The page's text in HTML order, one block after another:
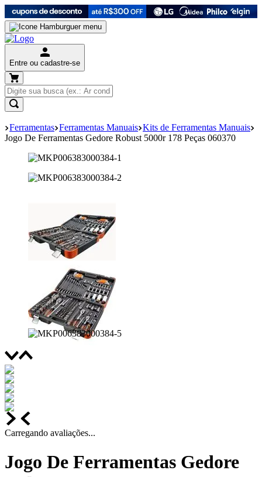
Entre ou cadastre-se
Ferramentas Ferramentas Manuais Kits de Ferramentas Manuais
Jogo De Ferramentas Gedore Robust 5000r 178 Peças 060370
Carregando avaliações...
Jogo De Ferramentas Gedore